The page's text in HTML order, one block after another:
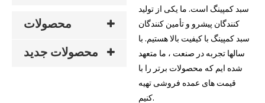
محصولات
محصولات جدید
سبد کمپینگ است. ما یکی از تولید
کنندگان پیشرو و تأمین کنندگان
سبد کمپینگ با کیفیت بالا هستیم. با
سالها تجربه در صنعت ، ما متعهد
شده ایم که محصولات برتر را با
قیمت های عمده فروشی تهیه
کنیم.